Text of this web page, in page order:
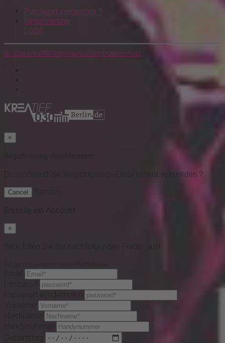
Passwort vergessen ?
Registrierung
Login
© 2026 KreaTIEF030 Impressum Datenschutz
×
die Registrierungs-Email erneut versenden ?
Cancel
×